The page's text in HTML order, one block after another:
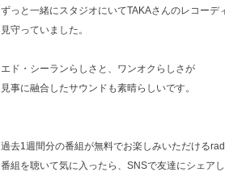
ずっと一緒にスタジオにいてTAKAさんのレコーデ
見守っていました。
エド・シーランらしさと、ワンオクらしさが
見事に融合したサウンドも素晴らしいです。
過去1週間分の番組が無料でお楽しみいただける
番組を聴いて気に入ったら、SNSで友達にシェアし